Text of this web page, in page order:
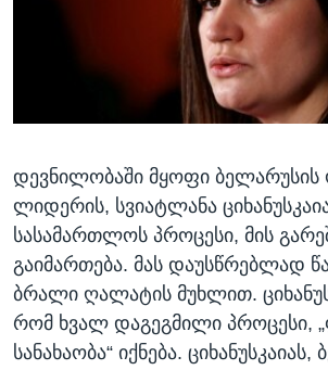
ᲙᲣᲚᲢᲣᲠᲐ
ᲒᲐᲚᲘᲚᲔᲝ
ᲓᲔᲖᲘᲜᲤᲝᲠᲛᲐᲪᲘᲐ
ᲗᲕᲐᲚᲘ ᲒᲕᲐᲓᲔᲕᲜᲔᲗ
ენები
დევნილობაში მყოფი ბელარუსის
ლიდერის, სვიატლანა
სასამართლოს პროცესი, მის
გაიმართება. მას დაუსწრებლად
ბრალი ღალატის მუხლით.
რომ ხვალ დაგეგმილი პროცესი,
სანახაობა“ იქნება.